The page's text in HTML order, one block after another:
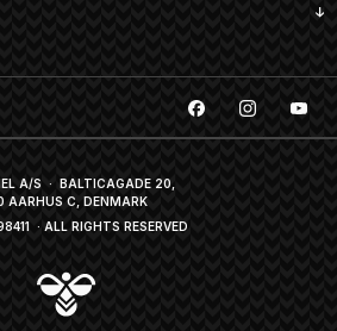
A/S · BALTICAGADE 20,
AARHUS C, DENMARK
· ALL RIGHTS RESERVED